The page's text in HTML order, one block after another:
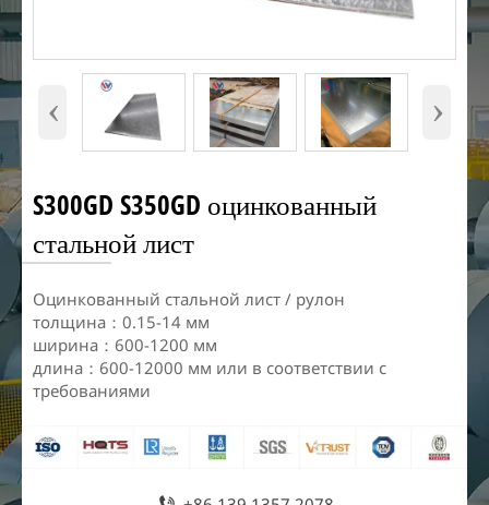
‹ ›
S300GD S350GD оцинкованный
стальной лист
Оцинкованный стальной лист / рулон
толщина：0.15-14 мм
ширина：600-1200 мм
длина：600-12000 мм или в соответствии с
требованиями